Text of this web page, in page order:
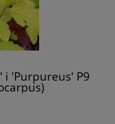
i 'Purpureus' P9